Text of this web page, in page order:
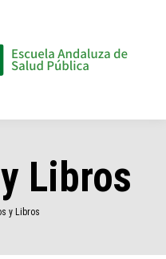
Libros
y Libros